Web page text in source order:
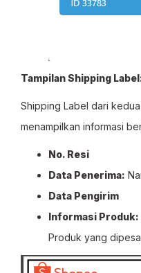
Tampilan Shipping
Shipping Label dari
menampilkan informasi
No. Resi
Data Penerima:
Data Pengirim
Informasi Produk:
Produk yang